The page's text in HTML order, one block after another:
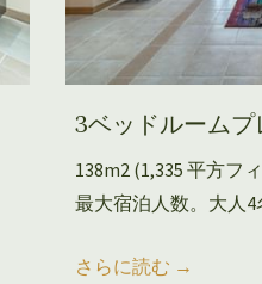
3ベッドルームプ
138m2 (1,335 平方フ
最大宿泊人数。大人
さらに読む